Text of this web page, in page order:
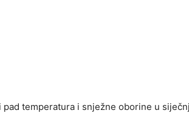
pad temperatura i snježne oborine u